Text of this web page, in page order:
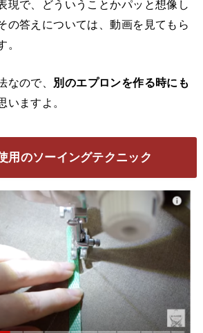
現で、どういうことかパッと想像し
の答えについては、動画を見てもら
。
なので、 別のエプロンを作る時にも
いますよ。
用のソーイングテクニック